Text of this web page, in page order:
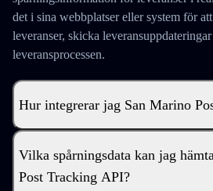
det i sina webbplatser eller system för
leveranser, skicka
leveransprocessen.
Hur integrerar jag San Marino
Vilka spårningsdata kan jag
Post Tracking API?